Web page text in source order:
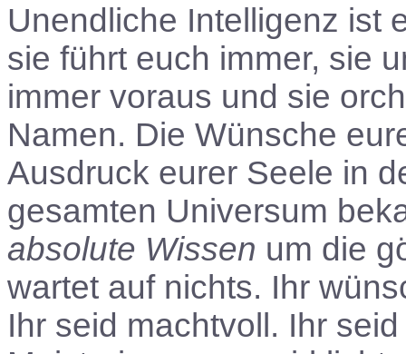
Unendliche Intelligenz ist
sie führt euch immer, sie
immer voraus und sie
Namen. Die Wünsche
Ausdruck eurer Seele in
gesamten Universum
absolute Wissen um die
wartet auf nichts. Ihr
Ihr seid machtvoll. Ihr